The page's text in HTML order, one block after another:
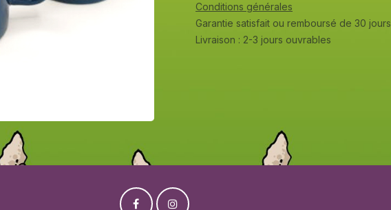
Conditions générales
Garantie satisfait ou remboursé de 30 jours
Livraison : 2-3 jours ouvrables